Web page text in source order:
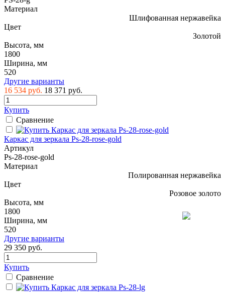
Материал
Шлифованная нержавейка
Цвет
Золотой
Высота, мм
1800
Ширина, мм
520
Другие варианты
16 534 руб. 18 371 руб.
Купить
Сравнение
Каркас для зеркала Ps-28-rose-gold
Артикул
Ps-28-rose-gold
Материал
Полированная нержавейка
Цвет
Розовое золото
Высота, мм
1800
Ширина, мм
520
Другие варианты
29 350 руб.
Купить
Сравнение